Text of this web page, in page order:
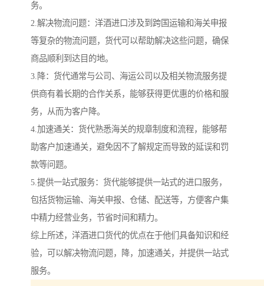
务。
2.解决物流问题：洋酒进口涉及到跨国运输和海关申报
等复杂的物流问题，货代可以帮助解决这些问题，确保
商品顺利到达目的地。
3.降：货代通常与公司、海运公司以及相关物流服务提
供商有着长期的合作关系，能够获得更优惠的价格和服
务，从而为客户降。
4.加速通关：货代熟悉海关的规章制度和流程，能够帮
助客户加速通关，避免因不了解规定而导致的延误和罚
款等问题。
5.提供一站式服务：货代能够提供一站式的进口服务，
包括货物运输、海关申报、仓储、配送等，方便客户集
中精力经营业务，节省时间和精力。
综上所述，洋酒进口货代的优点在于他们具备知识和经
验，可以解决物流问题，降，加速通关，并提供一站式
服务。